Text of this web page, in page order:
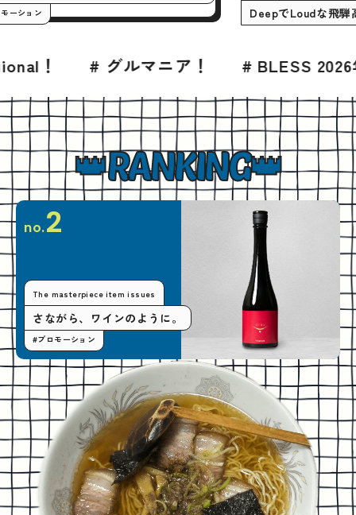
#プロモーション Deepで
マニア！ # BLESS 2026年8月号 #
RANKING
no.2
The masterpiece item issues
さながら、ワインのように。
#プロモーション